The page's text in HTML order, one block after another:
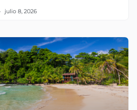
julio 8, 2026